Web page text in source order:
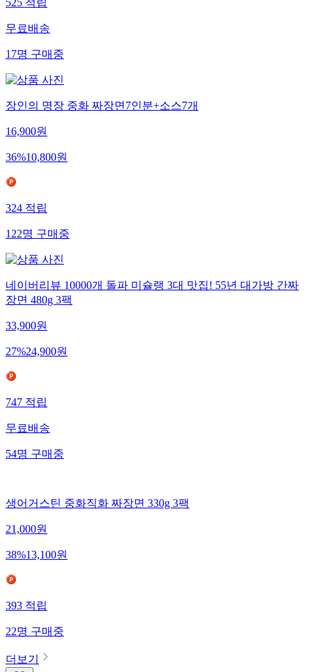
525적립
무료배송
17명구매중
장인의 명장 중화 짜장면7인분+소스7개
16,900원
36%10,800원
324적립
122명구매중
네이버리뷰 10000개 돌파 미슐랭 3대 맛집! 55년 대가방 간짜
장면 480g 3팩
33,900원
27%24,900원
747적립
무료배송
54명구매중
생어거스틴 중화직화 짜장면 330g 3팩
21,000원
38%13,100원
393적립
22명구매중
더보기